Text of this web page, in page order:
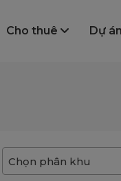
Cho thuê Dự án
Chọn phân khu